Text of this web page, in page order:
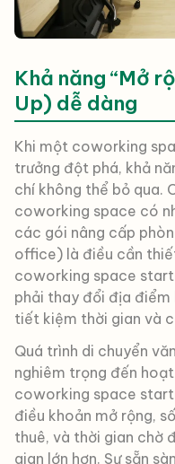
Khả năng “Mở
Up) dễ dàng
Khi một coworking
trưởng đột phá, khả
chí không thể bỏ qua.
coworking space có
các gói nâng cấp
office) là điều cần
coworking space
phải thay đổi địa điểm
tiết kiệm thời gian và
Quá trình di chuyển
nghiêm trọng đến
coworking space
điều khoản mở rộng,
thuê, và thời gian chờ
gian lớn hơn. Sự sẵn